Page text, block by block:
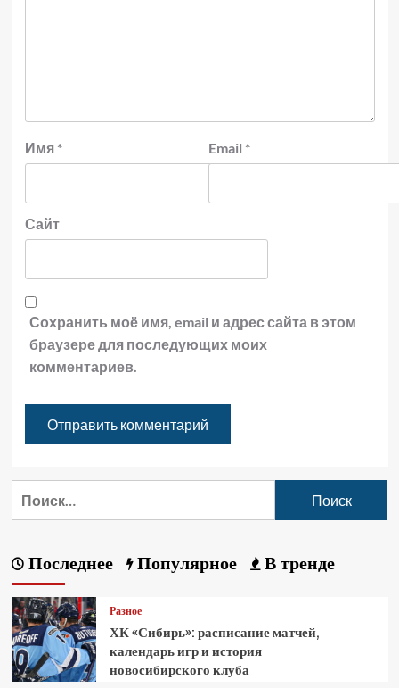
Имя * Email *
Сайт
Сохранить моё имя, email и адрес сайта в этом
браузере для последующих моих
комментариев.
Последнее Популярное В тренде
Разное
ХК «Сибирь»: расписание матчей,
календарь игр и история
новосибирского клуба